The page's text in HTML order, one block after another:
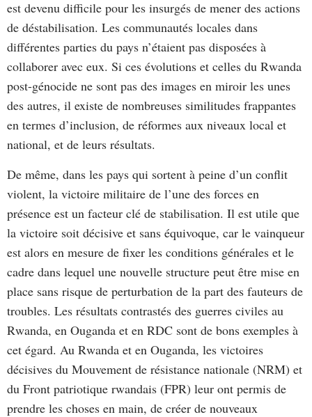
est devenu difficile pour les insurgés de mener des actions
de déstabilisation. Les communautés locales dans
différentes parties du pays n’étaient pas disposées à
collaborer avec eux. Si ces évolutions et celles du Rwanda
post-génocide ne sont pas des images en miroir les unes
des autres, il existe de nombreuses similitudes frappantes
en termes d’inclusion, de réformes aux niveaux local et
national, et de leurs résultats.
De même, dans les pays qui sortent à peine d’un conflit
violent, la victoire militaire de l’une des forces en
présence est un facteur clé de stabilisation. Il est utile que
la victoire soit décisive et sans équivoque, car le vainqueur
est alors en mesure de fixer les conditions générales et le
cadre dans lequel une nouvelle structure peut être mise en
place sans risque de perturbation de la part des fauteurs de
troubles. Les résultats contrastés des guerres civiles au
Rwanda, en Ouganda et en RDC sont de bons exemples à
cet égard. Au Rwanda et en Ouganda, les victoires
décisives du Mouvement de résistance nationale (NRM) et
du Front patriotique rwandais (FPR) leur ont permis de
prendre les choses en main, de créer de nouveaux